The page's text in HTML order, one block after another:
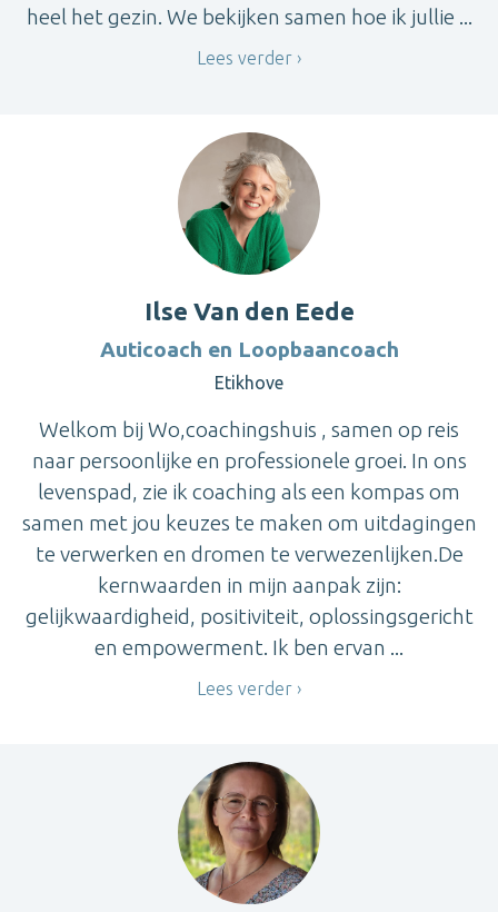
heel het gezin. We bekijken samen hoe ik jullie ...
Lees verder
Ilse Van den Eede
Auticoach en Loopbaancoach
Etikhove
Welkom bij Wo,coachingshuis , samen op reis
naar persoonlijke en professionele groei. In ons
levenspad, zie ik coaching als een kompas om
samen met jou keuzes te maken om uitdagingen
te verwerken en dromen te verwezenlijken.De
kernwaarden in mijn aanpak zijn:
gelijkwaardigheid, positiviteit, oplossingsgericht
en empowerment. Ik ben ervan ...
Lees verder